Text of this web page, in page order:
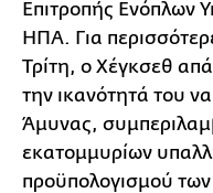
Επιτροπής Ενόπλων
ΗΠΑ. Για
Τρίτη, ο Χέγκσεθ
την ικανότητά του
Άμυνας,
εκατομμυρίων
προϋπολογισμού